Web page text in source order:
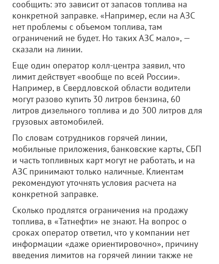
сообщить: это зависит от запасов топлива на
конкретной заправке. «Например, если на АЗС
нет проблемы с объемом топлива, там
ограничений не будет. Но таких АЗС мало», —
сказали на линии.
Еще один оператор колл-центра заявил, что
лимит действует «вообще по всей России».
Например, в Свердловской области водители
могут разово купить 30 литров бензина, 60
литров дизельного топлива и до 300 литров для
грузовых автомобилей.
По словам сотрудников горячей линии,
мобильные приложения, банковские карты, СБП
и часть топливных карт могут не работать, и на
АЗС принимают только наличные. Клиентам
рекомендуют уточнять условия расчета на
конкретной заправке.
Сколько продлятся ограничения на продажу
топлива, в «Татнефти» не знают. На вопрос о
сроках оператор ответил, что у компании нет
информации «даже ориентировочно», причину
введения лимитов на горячей линии также не